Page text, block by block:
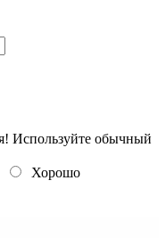
Используйте обычный
Хорошо